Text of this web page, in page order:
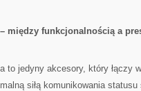
między funkcjonalnością a
to jedyny akcesory, który łączy
siłą komunikowania